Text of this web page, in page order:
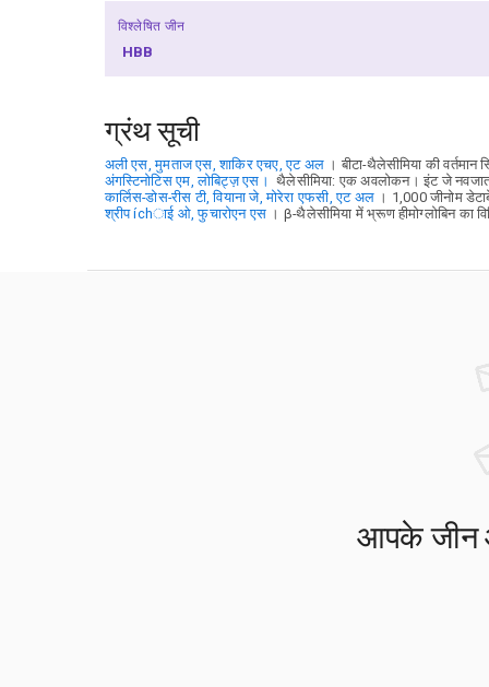
विश्लेषित जीन
HBB
ग्रंथ सूची
अली एस, मुमताज एस, शाकिर एचए, एट अल । बीटा-थैलेसीमिया की
अंगस्टिनोटिस एम, लोबिट्ज़ एस। थैलेसीमिया: एक अवलोकन। इंट जे
कार्लिस-डोस-रीस टी, वियाना जे, मोरेरा एफसी, एट अल । 1,000 जीनोम
श्रीप íchाई ओ, फुचारोएन एस । β-थैलेसीमिया में भ्रूण हीमोग्लोबिन का
आपके जीन